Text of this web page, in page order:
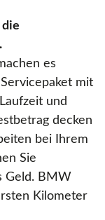
die
es
mit
und
decken
bei Ihrem
Sie
Geld. BMW
Kilometer